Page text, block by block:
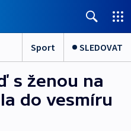
Sport SLEDOVAT
s ženou na
do vesmíru